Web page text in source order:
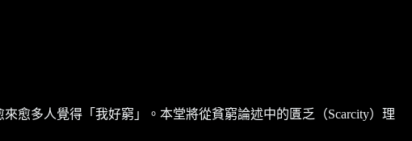
愈多人覺得「我好窮」。本堂將從貧窮論述中的匱乏（Scarcity）理